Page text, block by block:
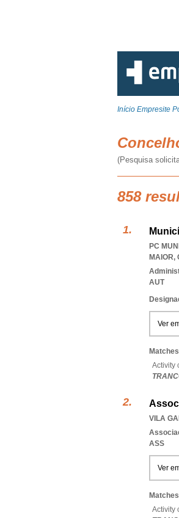
Início Empresite
(Pesquisa
858
PC
MAIOR,
AUT
Ver
Activity
VILA
ASS
Ver
Activity